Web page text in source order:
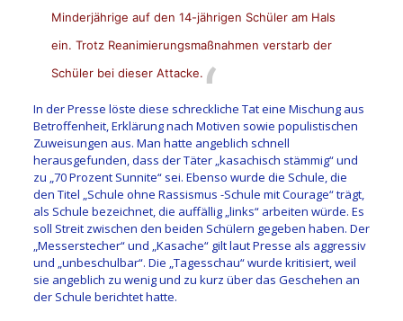
Minderjährige auf den 14-jährigen Schüler am Hals
ein. Trotz Reanimierungsmaßnahmen verstarb der
Schüler bei dieser Attacke.
In der Presse löste diese schreckliche Tat eine Mischung aus
Betroffenheit, Erklärung nach Motiven sowie populistischen
Zuweisungen aus. Man hatte angeblich schnell
herausgefunden, dass der Täter „kasachisch stämmig“ und
zu „70 Prozent Sunnite“ sei. Ebenso wurde die Schule, die
den Titel „Schule ohne Rassismus -Schule mit Courage“ trägt,
als Schule bezeichnet, die auffällig „links“ arbeiten würde. Es
soll Streit zwischen den beiden Schülern gegeben haben. Der
„Messerstecher“ und „Kasache“ gilt laut Presse als aggressiv
und „unbeschulbar“. Die „Tagesschau“ wurde kritisiert, weil
sie angeblich zu wenig und zu kurz über das Geschehen an
der Schule berichtet hatte.